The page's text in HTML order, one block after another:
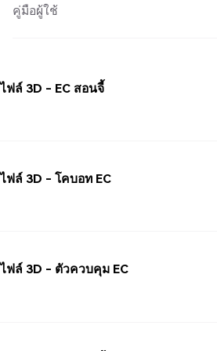
คู่มือผู้ใช้
ไฟล์ 3D - EC สอนจี้
ไฟล์ 3D - โคบอท EC
ไฟล์ 3D - ตัวควบคุม EC